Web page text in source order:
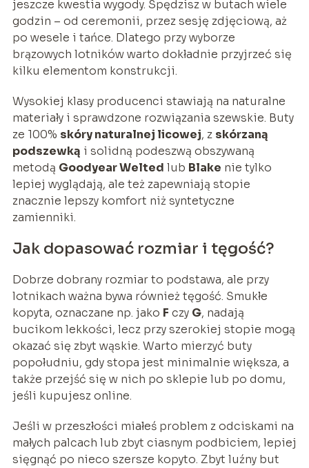
jeszcze kwestia wygody. Spędzisz w butach wiele
godzin – od ceremonii, przez sesję zdjęciową, aż
po wesele i tańce. Dlatego przy wyborze
brązowych lotników warto dokładnie przyjrzeć się
kilku elementom konstrukcji.
Wysokiej klasy producenci stawiają na naturalne
materiały i sprawdzone rozwiązania szewskie. Buty
ze 100% skóry naturalnej licowej, z skórzaną
podszewką i solidną podeszwą obszywaną
metodą Goodyear Welted lub Blake nie tylko
lepiej wyglądają, ale też zapewniają stopie
znacznie lepszy komfort niż syntetyczne
zamienniki.
Jak dopasować rozmiar i tęgość?
Dobrze dobrany rozmiar to podstawa, ale przy
lotnikach ważna bywa również tęgość. Smukłe
kopyta, oznaczane np. jako F czy G, nadają
bucikom lekkości, lecz przy szerokiej stopie mogą
okazać się zbyt wąskie. Warto mierzyć buty
popołudniu, gdy stopa jest minimalnie większa, a
także przejść się w nich po sklepie lub po domu,
jeśli kupujesz online.
Jeśli w przeszłości miałeś problem z odciskami na
małych palcach lub zbyt ciasnym podbiciem, lepiej
sięgnąć po nieco szersze kopyto. Zbyt luźny but